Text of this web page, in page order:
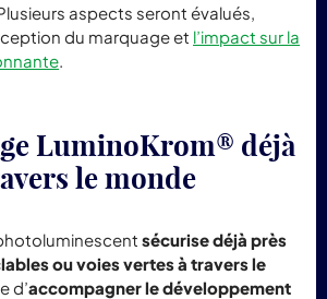
aspects seront évalués,
du marquage et l’impact sur la
LuminoKrom® déjà
le monde
sécurise déjà près
ou voies vertes à travers le
d’accompagner le développement